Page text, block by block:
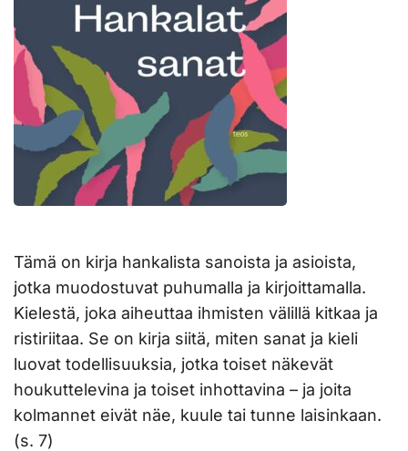
Tämä on kirja hankalista sanoista ja asioista,
jotka muodostuvat puhumalla ja kirjoittamalla.
Kielestä, joka aiheuttaa ihmisten välillä kitkaa ja
ristiriitaa. Se on kirja siitä, miten sanat ja kieli
luovat todellisuuksia, jotka toiset näkevät
houkuttelevina ja toiset inhottavina – ja joita
kolmannet eivät näe, kuule tai tunne laisinkaan.
(s. 7)